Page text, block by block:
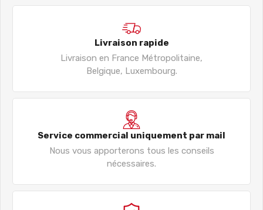
Livraison rapide
Livraison en France Métropolitaine,
Belgique, Luxembourg.
Service commercial uniquement par mail
Nous vous apporterons tous les conseils
nécessaires.